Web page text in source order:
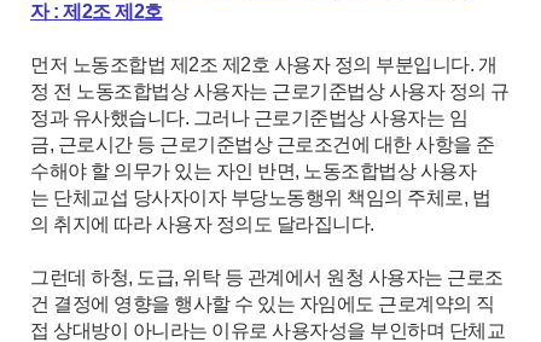
자 : 제2조 제2호
먼저 노동조합법 제2조 제2호 사용자 정의 부분입니다. 개
정 전 노동조합법상 사용자는 근로기준법상 사용자 정의 규
정과 유사했습니다. 그러나 근로기준법상 사용자는 임
금, 근로시간 등 근로기준법상 근로조건에 대한 사항을 준
수해야 할 의무가 있는 자인 반면, 노동조합법상 사용자
는 단체교섭 당사자이자 부당노동행위 책임의 주체로, 법
의 취지에 따라 사용자 정의도 달라집니다.
그런데 하청, 도급, 위탁 등 관계에서 원청 사용자는 근로조
건 결정에 영향을 행사할 수 있는 자임에도 근로계약의 직
접 상대방이 아니라는 이유로 사용자성을 부인하며 단체교